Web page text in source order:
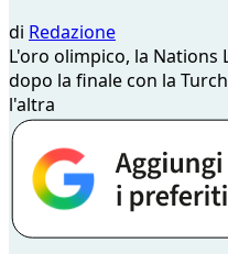
di Redazione
L'oro olimpico, la
dopo la finale con la
l'altra